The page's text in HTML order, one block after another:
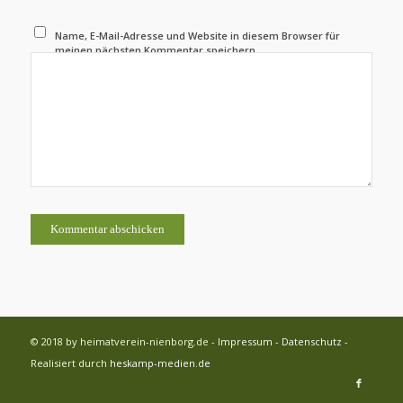
Name, E-Mail-Adresse und Website in diesem Browser für
meinen nächsten Kommentar speichern.
© 2018 by heimatverein-nienborg.de - Impressum - Datenschutz -
Realisiert durch heskamp-medien.de